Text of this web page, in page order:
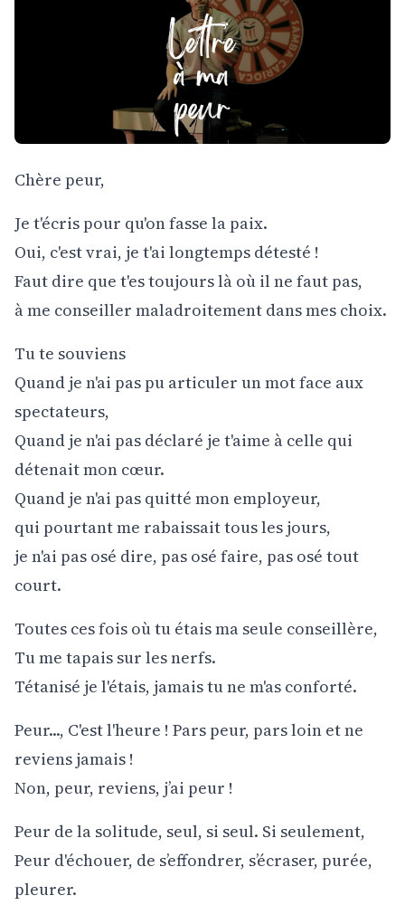
Chère peur,
Je t'écris pour qu'on fasse la paix.
Oui, c'est vrai, je t'ai longtemps détesté !
Faut dire que t'es toujours là où il ne faut pas,
à me conseiller maladroitement dans mes choix.
Tu te souviens
Quand je n'ai pas pu articuler un mot face aux
spectateurs,
Quand je n'ai pas déclaré je t'aime à celle qui
détenait mon cœur.
Quand je n'ai pas quitté mon employeur,
qui pourtant me rabaissait tous les jours,
je n'ai pas osé dire, pas osé faire, pas osé tout
court.
Toutes ces fois où tu étais ma seule conseillère,
Tu me tapais sur les nerfs.
Tétanisé je l'étais, jamais tu ne m'as conforté.
Peur..., C'est l'heure ! Pars peur, pars loin et ne
reviens jamais !
Non, peur, reviens, j’ai peur !
Peur de la solitude, seul, si seul. Si seulement,
Peur d'échouer, de s’effondrer, s’écraser, purée,
pleurer.